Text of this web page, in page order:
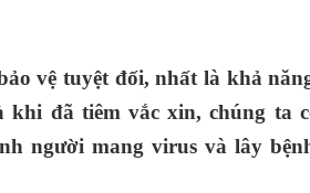
vệ tuyệt đối, nhất là khả
khi đã tiêm vắc xin, chúng ta
người mang virus và lây